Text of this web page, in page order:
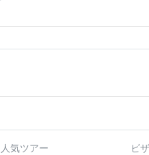
人気ツアー
ビ